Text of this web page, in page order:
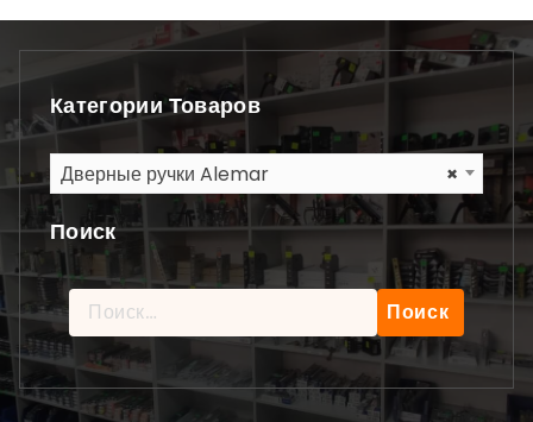
Категории Товаров
×
Дверные ручки Alemar
Поиск
Найти: